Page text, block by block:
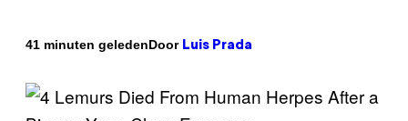
41 minuten geledenDoor Luis Prada